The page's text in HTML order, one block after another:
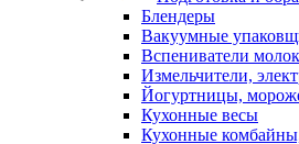
Блендеры
Вакуумные
Вспениватели
Измельчители,
Йогуртницы,
Кухонные весы
Кухонные